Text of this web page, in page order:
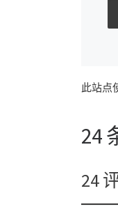
此站点
24
24